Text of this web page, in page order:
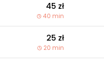
45 zł
40 min
25 zł
20 min